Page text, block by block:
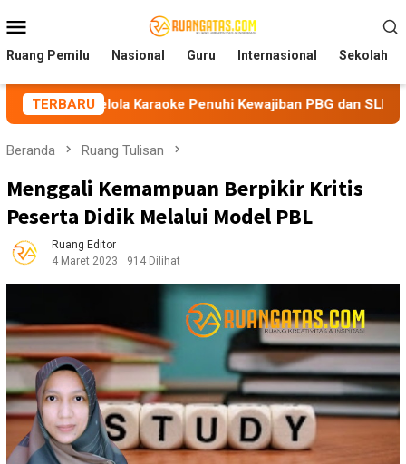
ke
kontenMobile
Ruang Pemilu Nasional Guru Internasional Sekolah
TERBARU
Karaoke Penuhi Kewajiban PBG dan SLF BEM
Beranda Ruang Tulisan
Menggali Kemampuan Berpikir Kritis
Peserta Didik Melalui Model PBL
Ruang Editor
4 Maret 2023
914 Dilihat